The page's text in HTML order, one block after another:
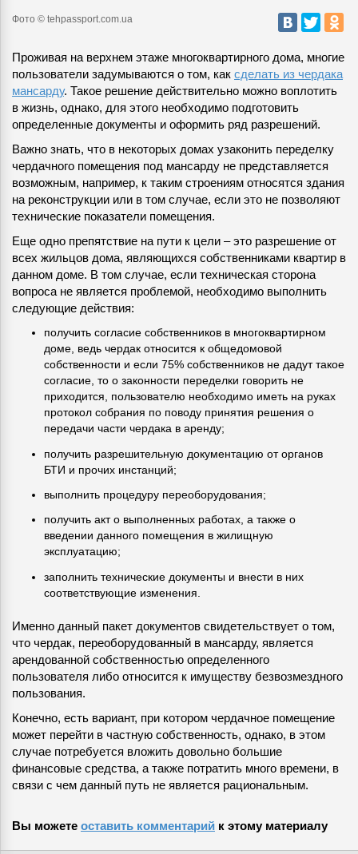
Фото © tehpassport.com.ua
Проживая на верхнем этаже многоквартирного дома, многие
пользователи задумываются о том, как сделать из чердака
мансарду. Такое решение действительно можно воплотить
в жизнь, однако, для этого необходимо подготовить
определенные документы и оформить ряд разрешений.
Важно знать, что в некоторых домах узаконить переделку
чердачного помещения под мансарду не представляется
возможным, например, к таким строениям относятся здания
на реконструкции или в том случае, если это не позволяют
технические показатели помещения.
Еще одно препятствие на пути к цели – это разрешение от
всех жильцов дома, являющихся собственниками квартир в
данном доме. В том случае, если техническая сторона
вопроса не является проблемой, необходимо выполнить
следующие действия:
получить согласие собственников в многоквартирном
доме, ведь чердак относится к общедомовой
собственности и если 75% собственников не дадут такое
согласие, то о законности переделки говорить не
приходится, пользователю необходимо иметь на руках
протокол собрания по поводу принятия решения о
передачи части чердака в аренду;
получить разрешительную документацию от органов
БТИ и прочих инстанций;
выполнить процедуру переоборудования;
получить акт о выполненных работах, а также о
введении данного помещения в жилищную
эксплуатацию;
заполнить технические документы и внести в них
соответствующие изменения.
Именно данный пакет документов свидетельствует о том,
что чердак, переоборудованный в мансарду, является
арендованной собственностью определенного
пользователя либо относится к имуществу безвозмездного
пользования.
Конечно, есть вариант, при котором чердачное помещение
может перейти в частную собственность, однако, в этом
случае потребуется вложить довольно большие
финансовые средства, а также потратить много времени, в
связи с чем данный путь не является рациональным.
Вы можете оставить комментарий к этому материалу